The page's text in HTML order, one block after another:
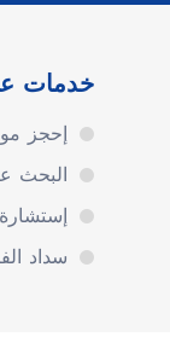
خدمات
إحجز
البحث
سداد